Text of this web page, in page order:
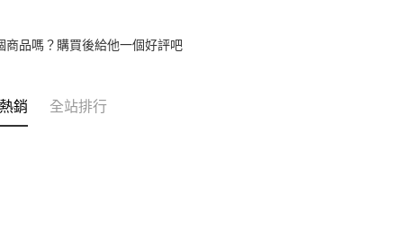
商品嗎？購買後給他一個好評吧
銷 全站排行